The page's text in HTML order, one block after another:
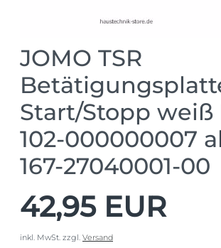
JOMO TSR
Start/Stopp weiß
102-000000007
167-27040001-00
42,95 EUR
inkl. MwSt. zzgl. Versand